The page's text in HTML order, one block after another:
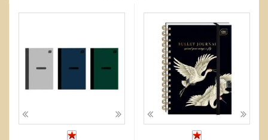
Bajkowe
Inne
Do rozkręcania
Bąki
Wyprzedaż
Promocje
Zakupy hurtowe
Koszty przesyłki